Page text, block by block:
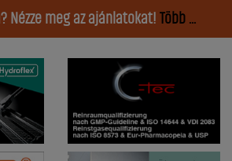
Nézze meg az ajánlatokat! Több ...